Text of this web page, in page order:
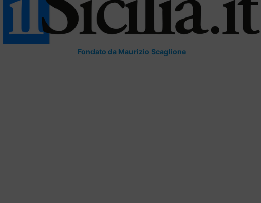
Fondato da Maurizio Scaglione